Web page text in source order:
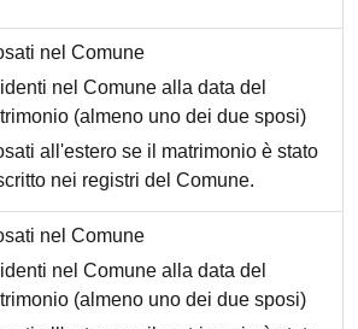
nel Comune
nel Comune alla data del
(almeno uno dei due sposi)
all'estero se il matrimonio è stato
nei registri del Comune.
nel Comune
nel Comune alla data del
(almeno uno dei due sposi)